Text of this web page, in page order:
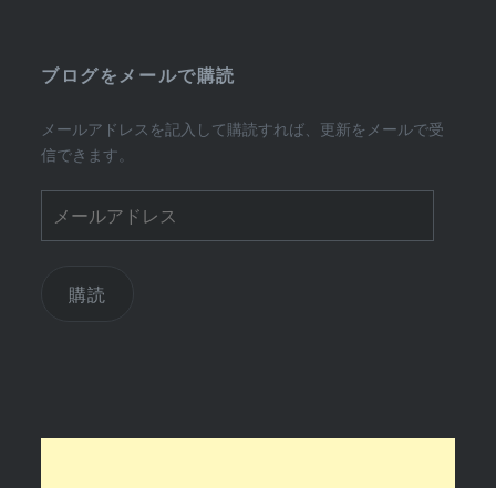
ブログをメールで購読
メールアドレスを記入して購読すれば、更新をメールで受
信できます。
ー
購読